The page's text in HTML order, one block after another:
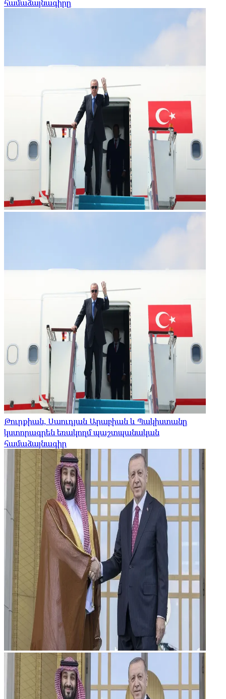
համաձայնագիրը
Թուրքիան, Սաուդյան Արաբիան և Պակիստանը
կստորագրեն եռակողմ պաշտպանական
համաձայնագիր